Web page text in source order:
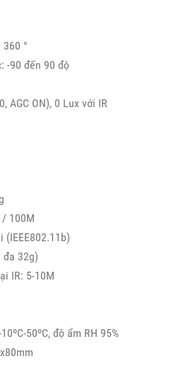
°
-90 đến 90 độ
AGC ON), 0 Lux với IR
100M
(IEEE802.11b)
32g)
IR: 5-10M
50ºC, độ ẩm RH 95%